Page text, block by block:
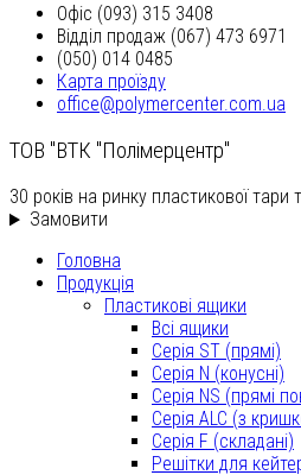
Офіс (093) 315 3408
Відділ продаж (067) 473 6971
(050) 014 0485
Карта проїзду
office@polymercenter.com.ua
ТОВ "ВТК "Полімерцентр"
30 років на ринку пластикової тари
Замовити
Головна
Продукція
Пластикові ящики
Всі ящики
Серія ST (прямі)
Серія N (конусні)
Серія NS (прямі
Серія ALC (з
Серія F (складані)
Решітки для